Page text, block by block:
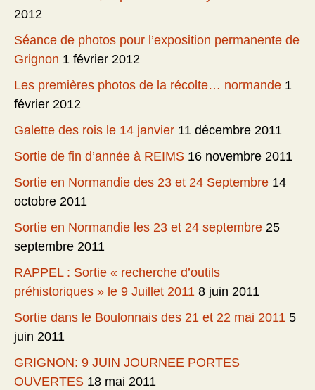
2012
Séance de photos pour l’exposition permanente de
Grignon 1 février 2012
Les premières photos de la récolte… normande 1
février 2012
Galette des rois le 14 janvier 11 décembre 2011
Sortie de fin d’année à REIMS 16 novembre 2011
Sortie en Normandie des 23 et 24 Septembre 14
octobre 2011
Sortie en Normandie les 23 et 24 septembre 25
septembre 2011
RAPPEL : Sortie « recherche d’outils
préhistoriques » le 9 Juillet 2011 8 juin 2011
Sortie dans le Boulonnais des 21 et 22 mai 2011 5
juin 2011
GRIGNON: 9 JUIN JOURNEE PORTES
OUVERTES 18 mai 2011